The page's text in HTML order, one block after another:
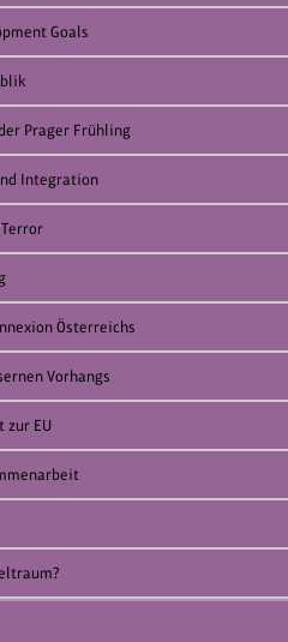
Goals
Prager Frühling
Integration
Österreichs
Vorhangs
zur EU